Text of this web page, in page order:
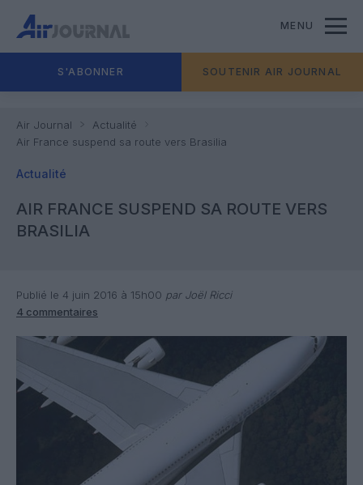
MENU
S'ABONNER SOUTENIR AIR JOURNAL
Air Journal
Actualité
Air France suspend sa route vers Brasilia
Actualité
AIR FRANCE SUSPEND SA ROUTE VERS
BRASILIA
Publié le 4 juin 2016 à 15h00 par Joël Ricci
4 commentaires